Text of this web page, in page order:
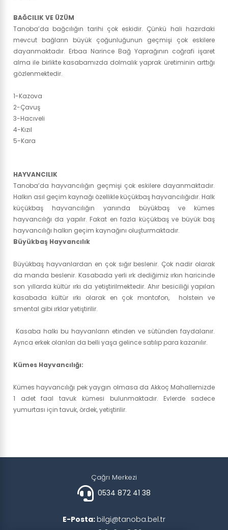
BAĞCILIK VE ÜZÜM
Tanoba’da bağcılığın tarihi çok eskidir. Çünkü hali hazırdaki
mevcut bağların büyük çoğunluğunun geçmişi çok eskilere
dayanmaktadır. Erbaa Narince Bağ Yaprağının coğrafi işaret
alma ile birlikte kasabamızda dolmalık yaprak üretiminin arttığı
gözlenmektedir.
1-Kazova
2-Çavuş
3-Hacıveli
4-Kızıl
5-Kara
HAYVANCILIK
Tanoba’da hayvancılığın geçmişi çok eskilere dayanmaktadır.
Halkın asıl geçim kaynağı özellikle küçükbaş hayvancılığıdır. Halk
küçükbaş hayvancılığın yanında büyükbaş ve kümes
hayvancılığı da yapılır. Fakat en fazla küçükbaş ve büyük baş
hayvancılığı halkın geçim kaynağını oluşturmaktadır.
Büyükbaş Hayvancılık
Büyükbaş hayvanlardan en çok sığır beslenir. Çok nadir olarak
da manda beslenir. Kasabada yerli ırk dediğimiz ırkın haricinde
son yıllarda kültür ırkı da yetiştirilmektedir. Ahır besiciliği yapılan
kasabada kültür ırkı olarak en çok montofon, holstein ve
smental gibi ırklar yetiştirilir.
Kasaba halkı bu hayvanların etinden ve sütünden faydalanır.
Ayrıca erkek olanları da belli yaşa gelince satılıp para kazanılır.
Kümes Hayvancılığı:
Kümes hayvancılığı pek yaygın olmasa da Akkoç Mahallemizde
1 adet faal tavuk kümesi bulunmaktadır. Evlerde sadece
yumurtası için tavuk, ördek, yetiştirilir.
Çağrı Merkezi
0534 872 41 38
E-Posta: bilgi@tanoba.bel.tr